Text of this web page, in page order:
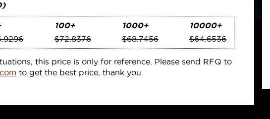
100+
$72.8376
1000+
$68.7456
10000+
$64.6536
this price is only for reference. Please send RFQ to
to get the best price, thank you.